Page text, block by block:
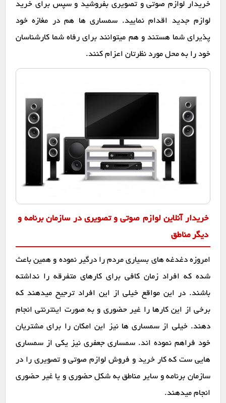
خریدار لوازم صوتی و تصویری بفروشید و سپس برای خرید
لوازم جدید اقدام نمایید. سمساری ها هم در مغازه خود
پذیرای شما هستند و هم میتوانند برای رفاه شما کارشناسان
خود را به محل مورد نظرتان اعزام کنند.
خریدار آنلاین لوازم صوتی و تصویری در سازمان برنامه و
دیگر مناطق
امروزه دغدغه های بسیاری مردم را درگیر نموده و همین باعث
شده که افراد زمان کافی برای کارهای متفرقه را نداشته
باشند. در این مواقع خیلی از این افراد ترجیح میدهند که
برخی از این کارها را غیر حضوری و به صورت اینترنتی انجام
دهند. خیلی از سمساری ها نیز این امکان را برای مشتریان
خود فراهم نموده اند. سمساری جعفری نیز یکی از سمساری
هایی ست که کار خرید و فروش لوازم صوتی و تصویری را در
سازمان برنامه و سایر مناطق به شکل حضوری و یا غیر حضوری
انجام میدهند.